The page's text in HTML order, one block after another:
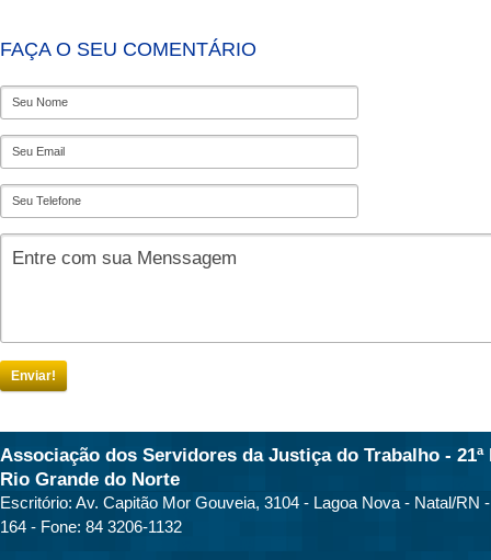
FAÇA O SEU COMENTÁRIO
Enviar!
Associação dos Servidores da Justiça do Trabalho - 21ª
Rio Grande do Norte
Escritório: Av. Capitão Mor Gouveia, 3104 - Lagoa Nova - Natal/RN
164 - Fone: 84 3206-1132